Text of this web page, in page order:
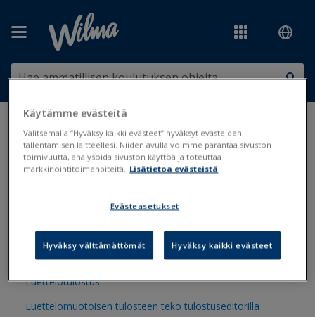
Erimalliset tulosteet
Erimalliset tulosteet
Koottavat tulosteet
Lomakemuotoiset tulosteet
Luettelotulostus
Luettelomuotoisen tulosteen teko tulostuseditorilla
Käytämme evästeitä
Valitsemalla “Hyväksy kaikki evästeet” hyväksyt evästeiden
tallentamisen laitteellesi. Niiden avulla voimme parantaa sivuston
toimivuutta, analysoida sivuston käyttöä ja toteuttaa
markkinointitoimenpiteitä. Lisätietoa evästeistä
Evästeasetukset
Hyväksy välttämättömät Hyväksy kaikki evästeet